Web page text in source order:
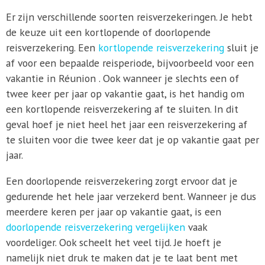
Er zijn verschillende soorten reisverzekeringen. Je hebt
de keuze uit een kortlopende of doorlopende
reisverzekering. Een kortlopende reisverzekeringsluit je
af voor een bepaalde reisperiode, bijvoorbeeld voor een
vakantie in Réunion . Ook wanneer je slechts een of
twee keer per jaar op vakantie gaat, is het handig om
een kortlopende reisverzekering af te sluiten. In dit
geval hoef je niet heel het jaar een reisverzekering af
te sluiten voor die twee keer dat je op vakantie gaat per
jaar.
Een doorlopende reisverzekering zorgt ervoor dat je
gedurende het hele jaar verzekerd bent. Wanneer je dus
meerdere keren per jaar op vakantie gaat, is een
doorlopende reisverzekering vergelijkenvaak
voordeliger. Ook scheelt het veel tijd. Je hoeft je
namelijk niet druk te maken dat je te laat bent met